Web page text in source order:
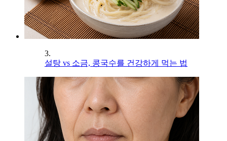
3.
설탕 vs 소금, 콩국수를 건강하게 먹는 법